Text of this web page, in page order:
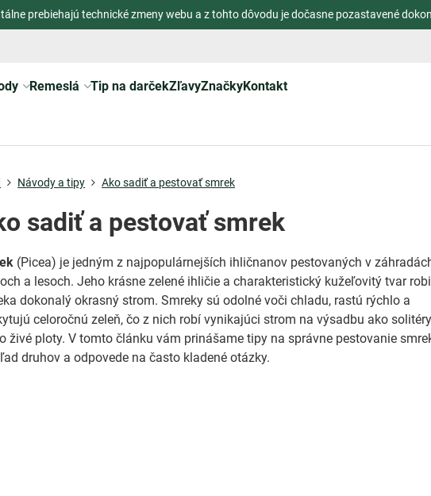
prebiehajú technické zmeny webu a z tohto dôvodu je dočasne pozastavené
Remeslá Tip na darčekZľavyZnačkyKontakt
Návody a tipy Ako sadiť a pestovať smrek
sadiť a pestovať smrek
(Picea) je jedným z najpopulárnejších ihličnanov pestovaných v
a lesoch. Jeho krásne zelené ihličie a charakteristický kužeľovitý tvar
dokonalý okrasný strom. Smreky sú odolné voči chladu, rastú rýchlo a
celoročnú zeleň, čo z nich robí vynikajúci strom na výsadbu ako solitéry
živé ploty. V tomto článku vám prinášame tipy na správne pestovanie
druhov a odpovede na často kladené otázky.